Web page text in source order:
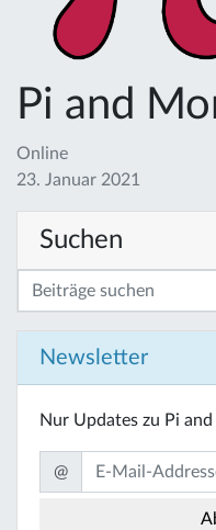
Pi and
Online
23. Januar 2021
Suchen
Newsletter
Nur Updates zu Pi
@